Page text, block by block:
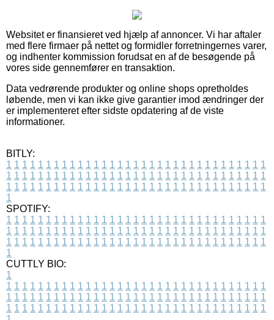
Websitet er finansieret ved hjælp af annoncer. Vi har aftaler
med flere firmaer på nettet og formidler forretningernes varer,
og indhenter kommission forudsat en af de besøgende på
vores side gennemfører en transaktion.
Data vedrørende produkter og online shops opretholdes
løbende, men vi kan ikke give garantier imod ændringer der
er implementeret efter sidste opdatering af de viste
informationer.
BITLY:
1 1 1 1 1 1 1 1 1 1 1 1 1 1 1 1 1 1 1 1 1 1 1 1 1 1 1 1 1 1 1 1 1
1 1 1 1 1 1 1 1 1 1 1 1 1 1 1 1 1 1 1 1 1 1 1 1 1 1 1 1 1 1 1 1 1
1 1 1 1 1 1 1 1 1 1 1 1 1 1 1 1 1 1 1 1 1 1 1 1 1 1 1 1 1 1 1 1 1
1
SPOTIFY:
1 1 1 1 1 1 1 1 1 1 1 1 1 1 1 1 1 1 1 1 1 1 1 1 1 1 1 1 1 1 1 1 1
1 1 1 1 1 1 1 1 1 1 1 1 1 1 1 1 1 1 1 1 1 1 1 1 1 1 1 1 1 1 1 1 1
1 1 1 1 1 1 1 1 1 1 1 1 1 1 1 1 1 1 1 1 1 1 1 1 1 1 1 1 1 1 1 1 1
1
CUTTLY BIO:
1
1 1 1 1 1 1 1 1 1 1 1 1 1 1 1 1 1 1 1 1 1 1 1 1 1 1 1 1 1 1 1 1 1
1 1 1 1 1 1 1 1 1 1 1 1 1 1 1 1 1 1 1 1 1 1 1 1 1 1 1 1 1 1 1 1 1
1 1 1 1 1 1 1 1 1 1 1 1 1 1 1 1 1 1 1 1 1 1 1 1 1 1 1 1 1 1 1 1 1